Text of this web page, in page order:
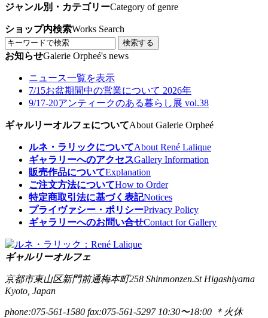
ジャンル別・カテゴリーCategory of genre
ショップ内検索Works Search
検索する
お知らせGalerie Orpheé's news
ニュース一覧を表示
7/15お盆期間中の営業について 2026年
9/17-20アンティークのある暮らし展 vol.38
ギャルリーオルフェについてAbout Galerie Orpheé
ルネ・ラリックについてAbout René Lalique
ギャラリーへのアクセスGallery Information
販売作品についてExplanation
ご注文方法についてHow to Order
特定商取引法に基づく表記Notices
プライヴァシー・ポリシーPrivacy Policy
ギャラリーへのお問い合せContact for Gallery
ギャルリーオルフェ
京都市東山区新門前通梅本町258 Shinmonzen.St Higashiyama
Kyoto, Japan
phone:075-561-1580 fax:075-561-5297 10:30〜18:00 ＊火休